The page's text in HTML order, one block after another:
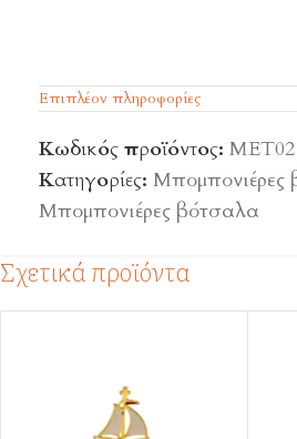
Επιπλέον πληροφορίες
Κωδικός προϊόντος: MET02
Κατηγορίες: Μπομπονιέρες
Μπομπονιέρες βότσαλα
Σχετικά προϊόντα